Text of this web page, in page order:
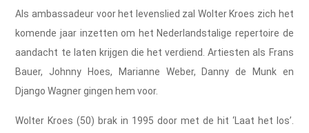
Als ambassadeur voor het levenslied zal Wolter Kroes zich het
komende jaar inzetten om het Nederlandstalige repertoire de
aandacht te laten krijgen die het verdiend. Artiesten als Frans
Bauer, Johnny Hoes, Marianne Weber, Danny de Munk en
Django Wagner gingen hem voor. ​
Wolter Kroes (50) brak in 1995 door met de hit ‘Laat het los’.